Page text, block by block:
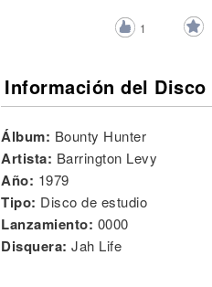
1
Información del Disco
Álbum: Bounty Hunter
Artista: Barrington Levy
Año: 1979
Tipo: Disco de estudio
Lanzamiento: 0000
Disquera:Jah Life